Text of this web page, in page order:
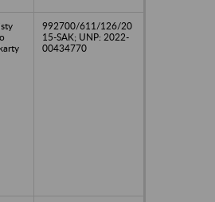
992700/611/126/20
15-SAK; UNP: 2022-
00434770